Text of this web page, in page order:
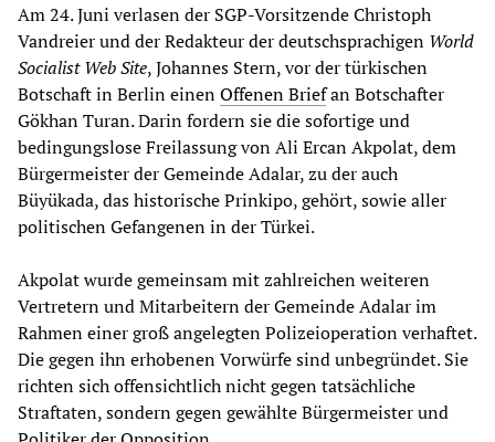
Am 24. Juni verlasen der SGP-Vorsitzende Christoph
Vandreier und der Redakteur der deutschsprachigen World
Socialist Web Site, Johannes Stern, vor der türkischen
Botschaft in Berlin einenOffenen Briefan Botschafter
Gökhan Turan. Darin fordern sie die sofortige und
bedingungslose Freilassung von Ali Ercan Akpolat, dem
Bürgermeister der Gemeinde Adalar, zu der auch
Büyükada, das historische Prinkipo, gehört, sowie aller
politischen Gefangenen in der Türkei.
Akpolat wurde gemeinsam mit zahlreichen weiteren
Vertretern und Mitarbeitern der Gemeinde Adalar im
Rahmen einer groß angelegten Polizeioperation verhaftet.
Die gegen ihn erhobenen Vorwürfe sind unbegründet. Sie
richten sich offensichtlich nicht gegen tatsächliche
Straftaten, sondern gegen gewählte Bürgermeister und